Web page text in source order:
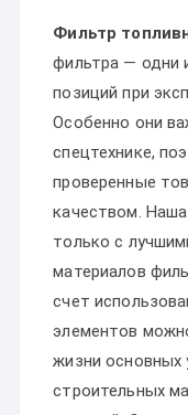
Фильтр
фильтра — одни
позиций при
Особенно они
спецтехнике,
проверенные
качеством.
только с
материалов
счет
элементов
жизни основных
строительных